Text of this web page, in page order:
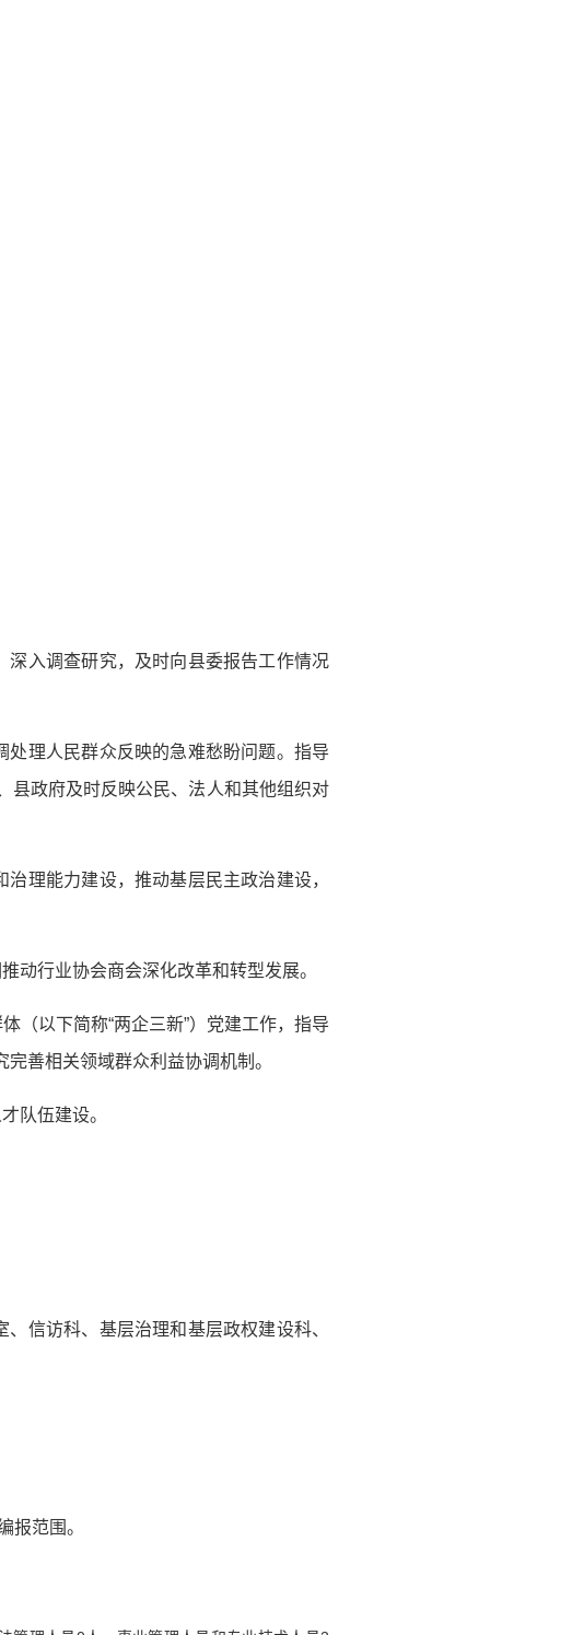
深入调查研究，及时向县委报告工作情况
处理人民群众反映的急难愁盼问题。指导
县政府及时反映公民、法人和其他组织对
理能力建设，推动基层民主政治建设，
动行业协会商会深化改革和转型发展。
（以下简称“两企三新”）党建工作，指导
善相关领域群众利益协调机制。
队伍建设。
信访科、基层治理和基层政权建设科、
报范围。